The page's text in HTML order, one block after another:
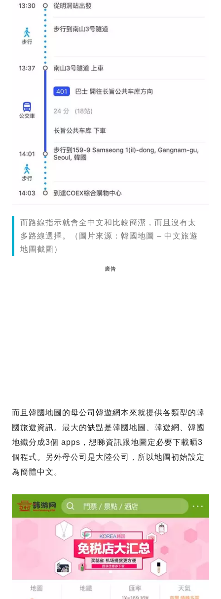
而路線指示就會全中文和比較簡潔，而且沒有太
多路線選擇。（圖片來源：韓國地圖 – 中文旅遊
地圖截圖）
廣告
而且韓國地圖的母公司韓遊網本來就提供各類型的韓
國旅遊資訊。最大的缺點是韓國地圖、韓遊網、韓國
地鐵分成3個 apps，想睇資訊跟地圖定必要下載晒3
個程式。另外母公司是大陸公司，所以地圖初始設定
為簡體中文。